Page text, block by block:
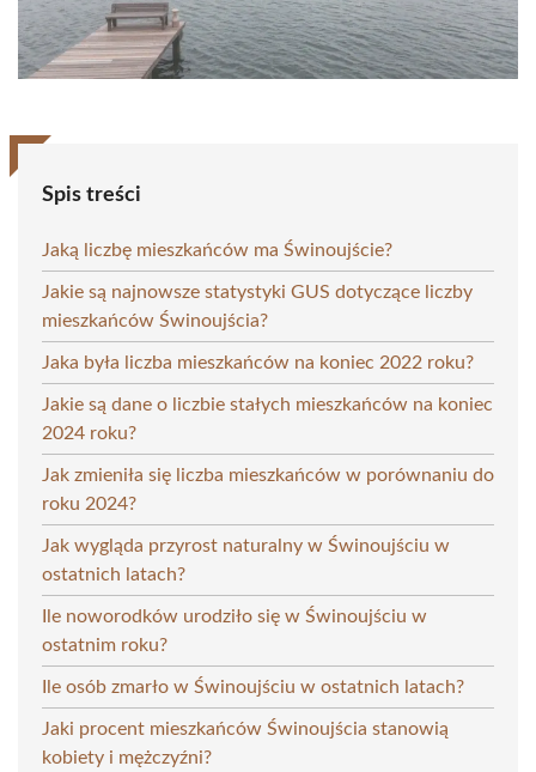
Spis treści
Jaką liczbę mieszkańców ma Świnoujście?
Jakie są najnowsze statystyki GUS dotyczące liczby
mieszkańców Świnoujścia?
Jaka była liczba mieszkańców na koniec 2022 roku?
Jakie są dane o liczbie stałych mieszkańców na koniec
2024 roku?
Jak zmieniła się liczba mieszkańców w porównaniu do
roku 2024?
Jak wygląda przyrost naturalny w Świnoujściu w
ostatnich latach?
Ile noworodków urodziło się w Świnoujściu w
ostatnim roku?
Ile osób zmarło w Świnoujściu w ostatnich latach?
Jaki procent mieszkańców Świnoujścia stanowią
kobiety i mężczyźni?